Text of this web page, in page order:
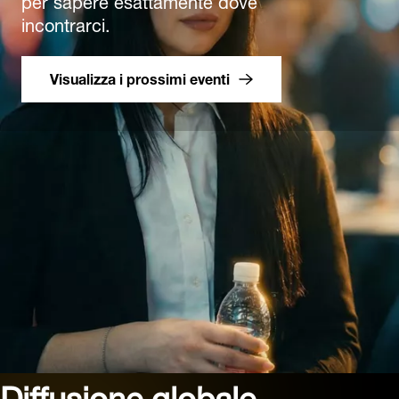
incontrarci.
Visualizza i prossimi eventi